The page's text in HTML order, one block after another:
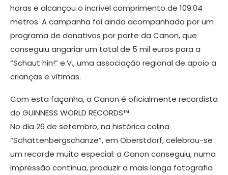
horas e alcançou o incrível comprimento de 109.04
metros. A campanha foi ainda acompanhada por um
programa de donativos por parte da Canon, que
conseguiu angariar um total de 5 mil euros para a
“Schaut hin!” e.V., uma associação regional de apoio a
crianças e vítimas.
Com esta façanha, a Canon é oficialmente recordista
do GUINNESS WORLD RECORDS™
No dia 26 de setembro, na histórica colina
“Schattenbergschanze”, em Oberstdorf, celebrou-se
um recorde muito especial: a Canon conseguiu, numa
impressão contínua, produzir a mais longa fotografia